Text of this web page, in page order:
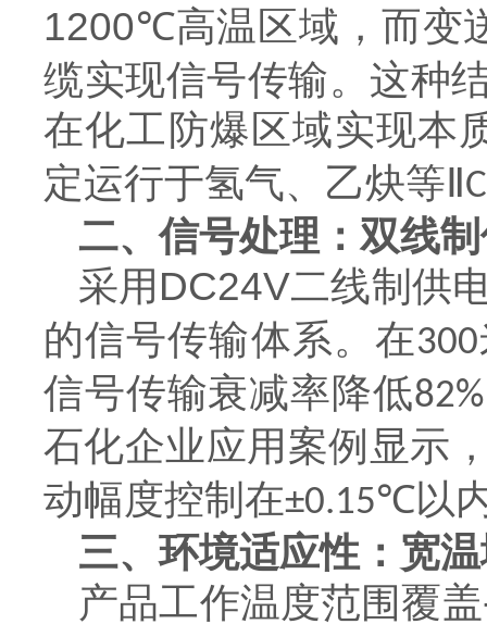
1200℃高温区域，而变
缆实现信号传输。这种
在化工防爆区域实现本
定运行于氢气、乙炔等ⅡC
二、信号处理：双线
采用 DC24V二线制供
的信号传输体系。在300
信号传输衰减率降低82%
石化企业应用案例显示
动幅度控制在±0.15℃以
三、环境适应性：宽
产品工作温度范围覆盖